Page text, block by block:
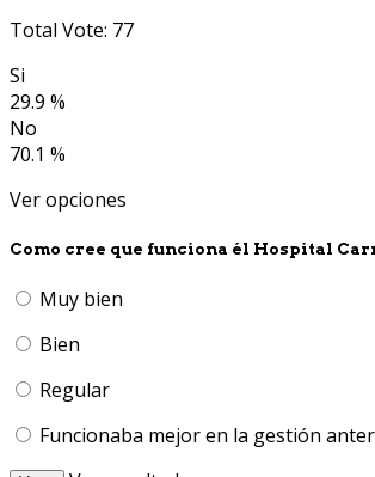
Total Vote: 77
Si
29.9 %
No
70.1 %
Ver opciones
Como cree que funciona él Hospital
Muy bien
Bien
Regular
Funcionaba mejor en la gestión